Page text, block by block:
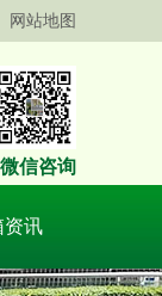
网站地图
微信咨询
资讯